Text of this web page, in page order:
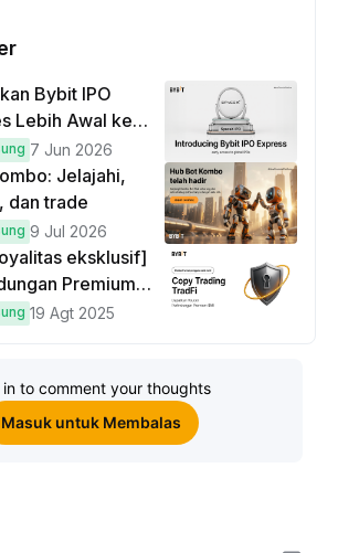
Bybit IPO
Lebih Awal ke
7 Jun 2026
Jelajahi,
dan trade
9 Jul 2026
eksklusif]
Premium
19 Agt 2025
in to comment your thoughts
Masuk untuk Membalas